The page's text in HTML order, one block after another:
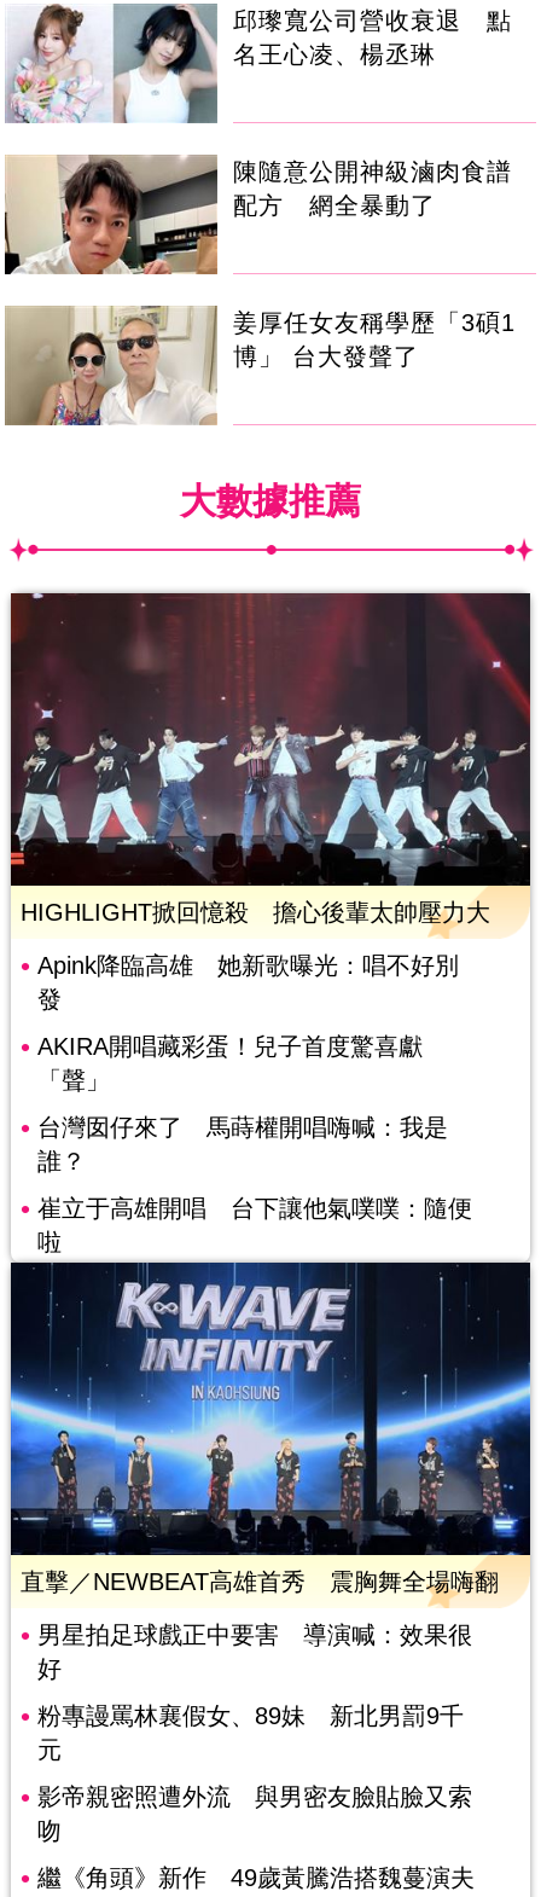
邱瓈寬公司營收衰退 點
名王心凌、楊丞琳
陳隨意公開神級滷肉食譜
配方 網全暴動了
姜厚任女友稱學歷「3碩1
博」 台大發聲了
大數據推薦
HIGHLIGHT掀回憶殺 擔心後輩太帥壓力大
Apink降臨高雄 她新歌曝光：唱不好別
發
AKIRA開唱藏彩蛋！兒子首度驚喜獻
「聲」
台灣囡仔來了 馬蒔權開唱嗨喊：我是
誰？
崔立于高雄開唱 台下讓他氣噗噗：隨便
啦
直擊／NEWBEAT高雄首秀 震胸舞全場嗨翻
男星拍足球戲正中要害 導演喊：效果很
好
粉專謾罵林襄假女、89妹 新北男罰9千
元
影帝親密照遭外流 與男密友臉貼臉又索
吻
繼《角頭》新作 49歲黃騰浩搭魏蔓演夫